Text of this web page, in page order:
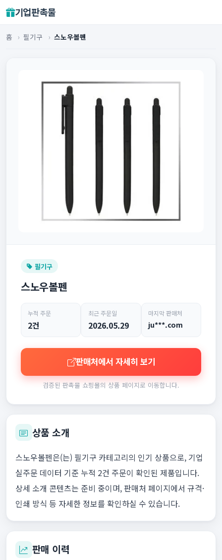
기업판촉물
홈 › 필기구 › 스노우볼펜
필기구
스노우볼펜
누적 주문
2건
최근 주문일
2026.05.29
마지막 판매처
ju***.com
판매처에서 자세히 보기
검증된 판촉물 쇼핑몰의 상품 페이지로 이동합니다.
상품 소개
스노우볼펜은(는) 필기구 카테고리의 인기 상품으로, 기업
실주문 데이터 기준 누적 2건 주문이 확인된 제품입니다.
상세 소개 콘텐츠는 준비 중이며, 판매처 페이지에서 규격·
인쇄 방식 등 자세한 정보를 확인하실 수 있습니다.
판매 이력